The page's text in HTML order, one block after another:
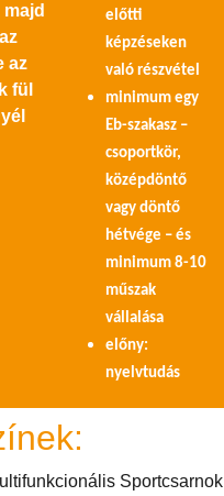
az
fül
előtti
képzéseken
való részvétel
minimum egy
Eb-szakasz –
csoportkör,
középdöntő
vagy döntő
hétvége – és
minimum 8-10
műszak
vállalása
előny:
nyelvtudás
Sportcsarnok